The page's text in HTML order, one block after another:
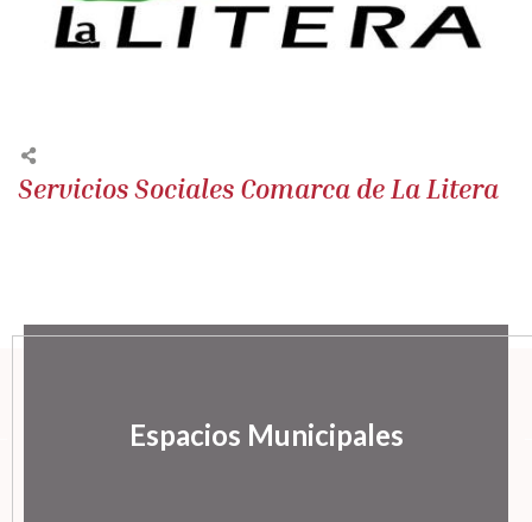
Servicios Sociales Comarca de La Litera
Espacios Municipales